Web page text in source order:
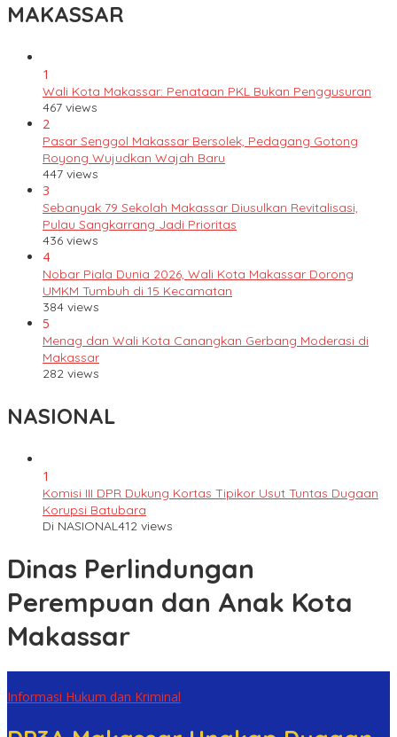
MAKASSAR
1
Wali Kota Makassar: Penataan PKL Bukan Penggusuran
467 views
2
Pasar Senggol Makassar Bersolek, Pedagang Gotong
Royong Wujudkan Wajah Baru
447 views
3
Sebanyak 79 Sekolah Makassar Diusulkan Revitalisasi,
Pulau Sangkarrang Jadi Prioritas
436 views
4
Nobar Piala Dunia 2026, Wali Kota Makassar Dorong
UMKM Tumbuh di 15 Kecamatan
384 views
5
Menag dan Wali Kota Canangkan Gerbang Moderasi di
Makassar
282 views
NASIONAL
1
Komisi III DPR Dukung Kortas Tipikor Usut Tuntas Dugaan
Korupsi Batubara
Di NASIONAL412 views
Dinas Perlindungan
Perempuan dan Anak Kota
Makassar
Informasi Hukum dan Kriminal